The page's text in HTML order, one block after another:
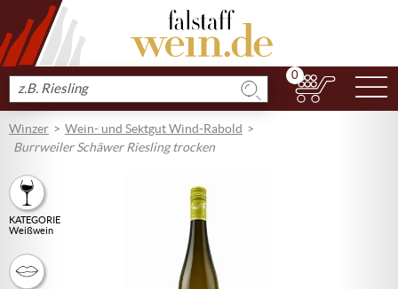
Produkt
suchen
0
Winzer
Wein- und Sektgut Wind-Rabold
Burrweiler Schäwer Riesling trocken
KATEGORIE
Weißwein